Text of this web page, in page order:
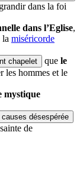
dans la foi
dans l’Eglise,
la miséricorde
chapelet que le
les hommes et le
mystique
désespérée
de